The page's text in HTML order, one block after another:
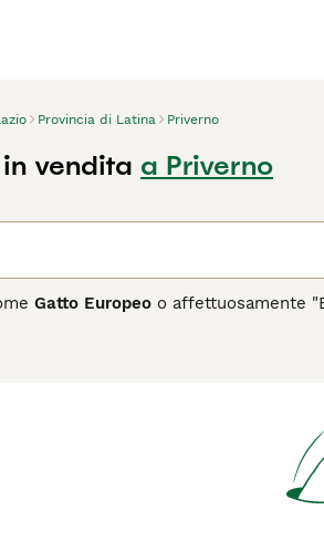
Provincia di Latina Priverno
vendita a Priverno
Gatto Europeo o affettuosamente
con varie tonalità di marrone e
di attenzioni particolari
con accesso all’esterno,
gatto caratteristiche," "gatto